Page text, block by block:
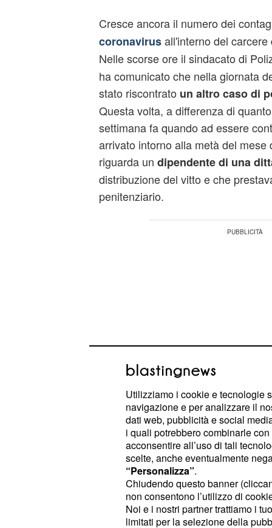
Cresce ancora il numero dei
coronavirusall'interno del carcere
Nelle scorse ore il sindacato di
ha comunicato che nella giornata
stato riscontrato un altro caso di
Questa volta, a differenza di
settimana fa quando ad essere
arrivato intorno alla metà del mese
riguarda un dipendente di una
distribuzione del vitto e che
penitenziario.
Le condizioni di salute di questo
rese note. Immediatamente la
procedure di sicurezza del caso.
Quindici persone in
Utilizziamo i cookie e tecnologie
navigazione e per analizzare il
dati web, pubblicità e social
i quali potrebbero combinarle
acconsentire all’uso di tali
scelte, anche eventualmente
“Personalizza”.
Chiudendo questo banner
non consentono l’utilizzo di
Noi e i nostri partner trattiamo i
limitati per la selezione della